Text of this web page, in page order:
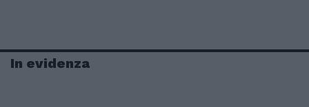
In evidenza